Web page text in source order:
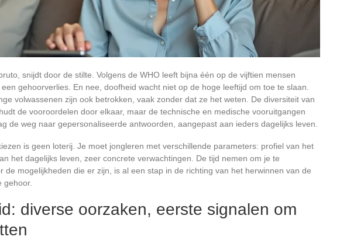
snijdt door de stilte. Volgens de WHO leeft bijna één op de vijftien mensen
gehoorverlies. En nee, doofheid wacht niet op de hoge leeftijd om toe te slaan.
volwassenen zijn ook betrokken, vaak zonder dat ze het weten. De diversiteit van
de vooroordelen door elkaar, maar de technische en medische vooruitgangen
de weg naar gepersonaliseerde antwoorden, aangepast aan ieders dagelijks leven.
is geen loterij. Je moet jongleren met verschillende parameters: profiel van het
het dagelijks leven, zeer concrete verwachtingen. De tijd nemen om je te
de mogelijkheden die er zijn, is al een stap in de richting van het herwinnen van de
gehoor.
diverse oorzaken, eerste signalen om